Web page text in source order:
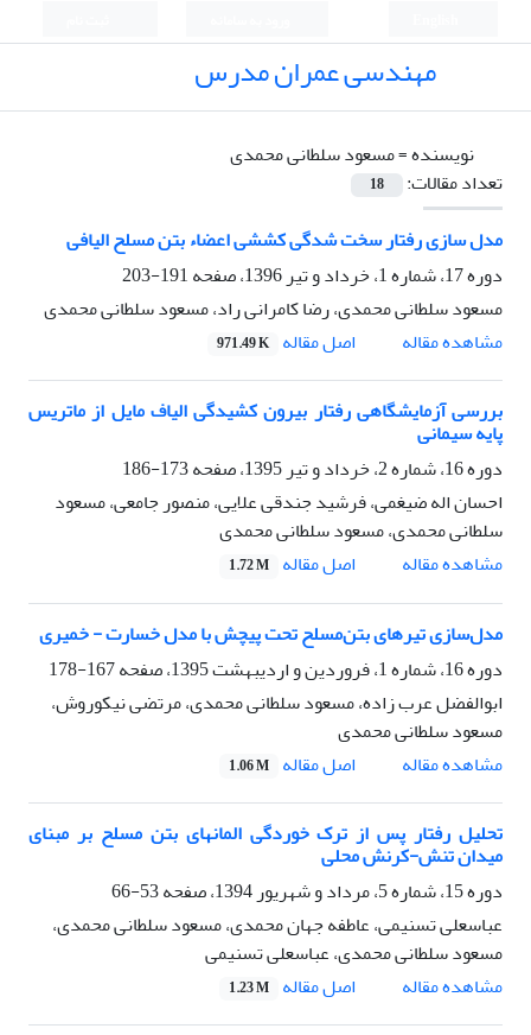
مهندسی عمران مدرس
نویسنده =مسعود سلطانی محمدی
تعداد مقالات:
18
مدل سازی رفتار سخت شدگی کششی اعضاء بتن مسلح الیافی
دوره 17، شماره 1، خرداد و تیر 1396، صفحه
191-203
مسعود سلطانی محمدی، رضا کامرانی راد، مسعود سلطانی محمدی
مشاهده مقاله
اصل مقاله 971.49 K
بررسی آزمایشگاهی رفتار بیرون کشیدگی الیاف مایل از ماتریس
پایه سیمانی
دوره 16، شماره 2، خرداد و تیر 1395، صفحه
173-186
احسان اله ضیغمی، فرشید جندقی علایی، منصور جامعی، مسعود
سلطانی محمدی، مسعود سلطانی محمدی
مشاهده مقاله
اصل مقاله 1.72 M
مدل‌سازی تیرهای بتن‌مسلح تحت پیچش با مدل خسارت - خمیری
دوره 16، شماره 1، فروردین و اردیبهشت 1395، صفحه
167-178
ابوالفضل عرب زاده، مسعود سلطانی محمدی، مرتضی نیکوروش،
مسعود سلطانی محمدی
مشاهده مقاله
اصل مقاله 1.06 M
تحلیل رفتار پس از ترک خوردگی المانهای بتن مسلح بر مبنای
میدان تنش-کرنش محلی
دوره 15، شماره 5، مرداد و شهریور 1394، صفحه
53-66
عباسعلی تسنیمی، عاطفه جهان محمدی، مسعود سلطانی محمدی،
مسعود سلطانی محمدی، عباسعلی تسنیمی
مشاهده مقاله
اصل مقاله 1.23 M